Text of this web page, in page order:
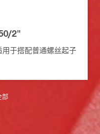
2"
于搭配普通螺丝起子
部